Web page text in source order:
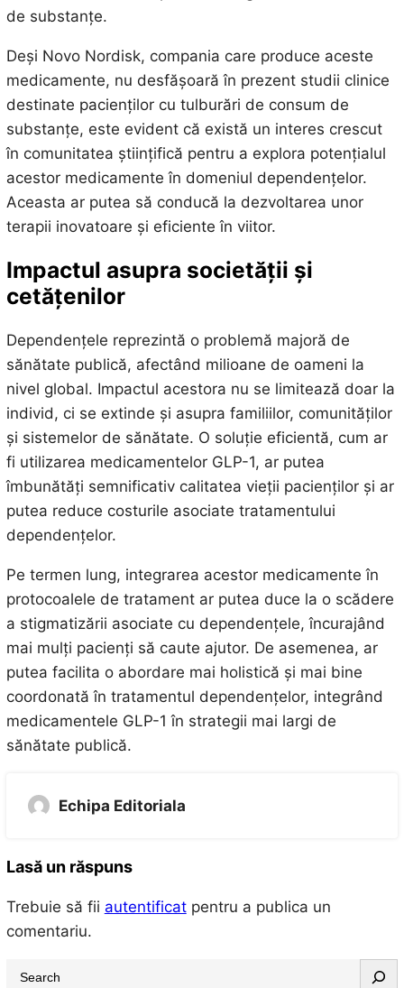
de substanțe.
Deși Novo Nordisk, compania care produce aceste
medicamente, nu desfășoară în prezent studii clinice
destinate pacienților cu tulburări de consum de
substanțe, este evident că există un interes crescut
în comunitatea științifică pentru a explora potențialul
acestor medicamente în domeniul dependențelor.
Aceasta ar putea să conducă la dezvoltarea unor
terapii inovatoare și eficiente în viitor.
Impactul asupra societății și
cetățenilor
Dependențele reprezintă o problemă majoră de
sănătate publică, afectând milioane de oameni la
nivel global. Impactul acestora nu se limitează doar la
individ, ci se extinde și asupra familiilor, comunităților
și sistemelor de sănătate. O soluție eficientă, cum ar
fi utilizarea medicamentelor GLP-1, ar putea
îmbunătăți semnificativ calitatea vieții pacienților și ar
putea reduce costurile asociate tratamentului
dependențelor.
Pe termen lung, integrarea acestor medicamente în
protocoalele de tratament ar putea duce la o scădere
a stigmatizării asociate cu dependențele, încurajând
mai mulți pacienți să caute ajutor. De asemenea, ar
putea facilita o abordare mai holistică și mai bine
coordonată în tratamentul dependențelor, integrând
medicamentele GLP-1 în strategii mai largi de
sănătate publică.
Echipa Editoriala
Lasă un răspuns
Trebuie să fii autentificatpentru a publica un
comentariu.